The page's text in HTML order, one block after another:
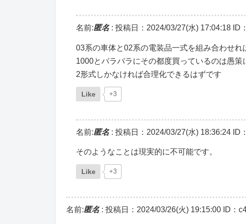
名前:匿名: 投稿日：2024/03/27(水) 17:04:18 ID
03系の車体と02系の電装品一式を組み合わせ
1000とバラバラにその都度買っているのは愚
2形式しかなければ合理化できるはずです
Like +3
名前:匿名: 投稿日：2024/03/27(水) 18:36:24 ID
そのようなことは現実的に不可能です。
Like +3
名前:匿名: 投稿日：2024/03/26(火) 19:15:00 ID：